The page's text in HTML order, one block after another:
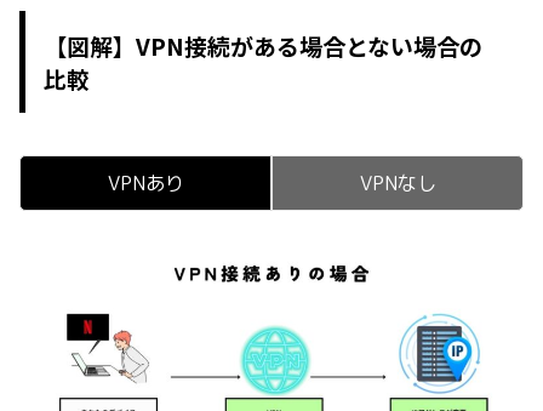
【図解】VPN接続がある場合とない場合の
比較
VPNあり VPNなし